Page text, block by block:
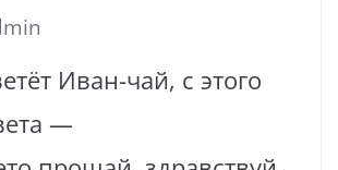
Иван-чай, с этого
—